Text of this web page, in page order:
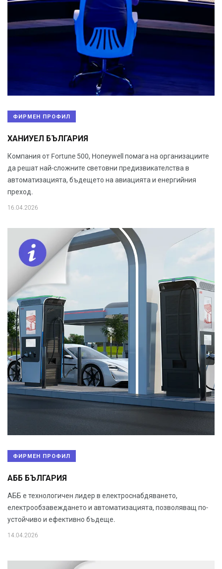
ФИРМЕН ПРОФИЛ
ХАНИУЕЛ БЪЛГАРИЯ
Компания от Fortune 500, Honeywell помага на организациите
да решат най-сложните световни предизвикателства в
автоматизацията, бъдещето на авиацията и енергийния
преход.
16.04.2026
ФИРМЕН ПРОФИЛ
АББ БЪЛГАРИЯ
АББ е технологичен лидер в електроснабдяването,
електрообзавеждането и автоматизацията, позволяващ по-
устойчиво и ефективно бъдеще.
14.04.2026